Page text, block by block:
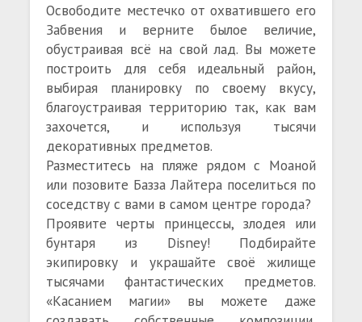
Освободите местечко от охватившего его
Забвения и верните былое величие,
обустраивая всё на свой лад. Вы можете
построить для себя идеальный район,
выбирая планировку по своему вкусу,
благоустраивая территорию так, как вам
захочется, и используя тысячи
декоративных предметов.
Разместитесь на пляже рядом с Моаной
или позовите Базза Лайтера поселиться по
соседству с вами в самом центре города?
Проявите черты принцессы, злодея или
бунтаря из Disney! Подбирайте
экипировку и украшайте своё жилище
тысячами фантастических предметов.
«Касанием магии» вы можете даже